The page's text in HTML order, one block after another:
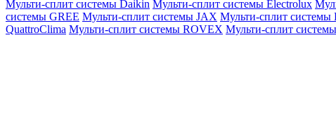
Мульти-сплит системы Daikin Мульти-сплит системы Electrolux
системы GREE Мульти-сплит системы JAX Мульти-сплит системы
QuattroClima Мульти-сплит системы ROVEX Мульти-сплит